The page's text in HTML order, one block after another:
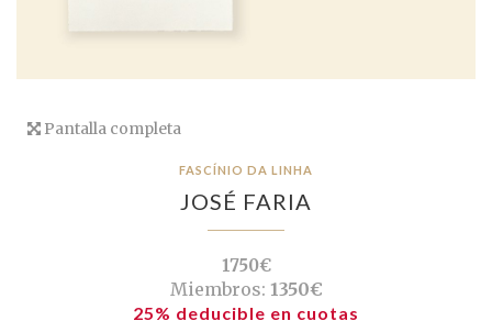
Pantalla completa
FASCÍNIO DA LINHA
JOSÉ FARIA
1750€
Miembros: 1350€
25% deducible en cuotas